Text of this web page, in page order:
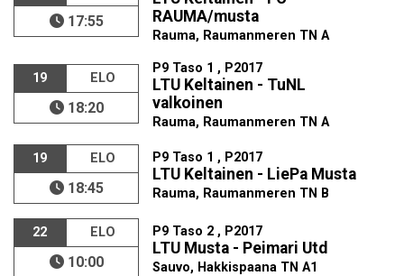
17:55
RAUMA/musta
Rauma, Raumanmeren TN A
19 ELO
18:20
P9 Taso 1 , P2017
LTU Keltainen - TuNL
valkoinen
Rauma, Raumanmeren TN A
19 ELO
18:45
P9 Taso 1 , P2017
LTU Keltainen - LiePa Musta
Rauma, Raumanmeren TN B
22 ELO
10:00
P9 Taso 2 , P2017
LTU Musta - Peimari Utd
Sauvo, Hakkispaana TN A1